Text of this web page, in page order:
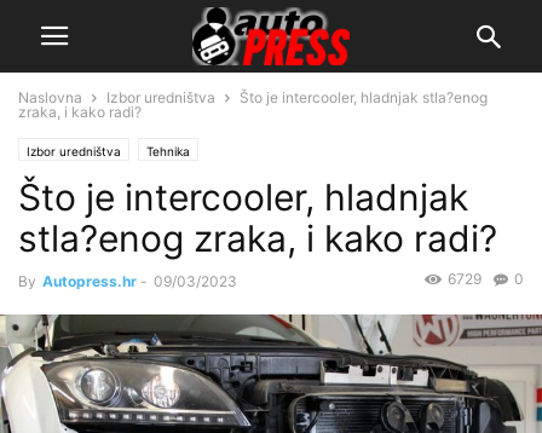
Naslovna Izbor uredništva
Što je intercooler, hladnjak stla?enog
zraka, i kako radi?
Izbor uredništva Tehnika
Što je intercooler, hladnjak
stla?enog zraka, i kako radi?
By Autopress.hr - 09/03/2023 0
6729